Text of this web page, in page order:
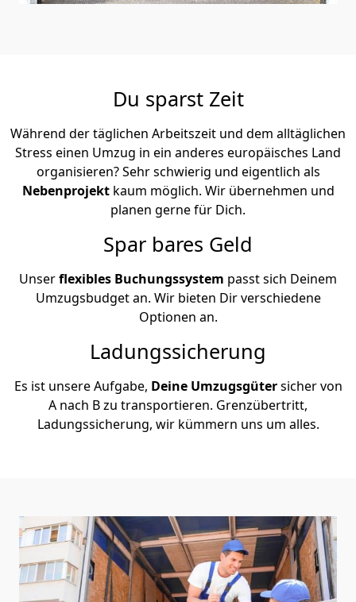
Du sparst Zeit
Während der täglichen Arbeitszeit und dem alltäglichen
Stress einen Umzug in ein anderes europäisches Land
organisieren? Sehr schwierig und eigentlich als
Nebenprojekt kaum möglich. Wir übernehmen und
planen gerne für Dich.
Spar bares Geld
Unserflexibles Buchungssystem passt sich Deinem
Umzugsbudget an. Wir bieten Dir verschiedene
Optionen an.
Ladungssicherung
Es ist unsere Aufgabe, Deine Umzugsgütersicher von
A nach B zu transportieren. Grenzübertritt,
Ladungssicherung, wir kümmern uns um alles.